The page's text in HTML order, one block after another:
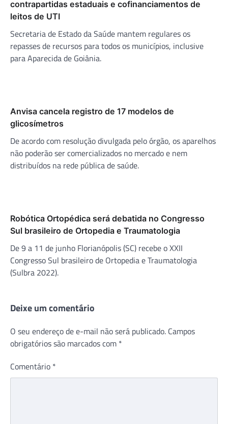
contrapartidas estaduais e cofinanciamentos de
leitos de UTI
Secretaria de Estado da Saúde mantem regulares os
repasses de recursos para todos os municípios, inclusive
para Aparecida de Goiânia.
Anvisa cancela registro de 17 modelos de
glicosímetros
De acordo com resolução divulgada pelo órgão, os aparelhos
não poderão ser comercializados no mercado e nem
distribuídos na rede pública de saúde.
Robótica Ortopédica será debatida no Congresso
Sul brasileiro de Ortopedia e Traumatologia
De 9 a 11 de junho Florianópolis (SC) recebe o XXII
Congresso Sul brasileiro de Ortopedia e Traumatologia
(Sulbra 2022).
Deixe um comentário
O seu endereço de e-mail não será publicado. Campos
obrigatórios são marcados com *
Comentário *